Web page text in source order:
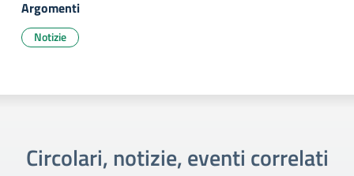
Argomenti
Notizie
Circolari, notizie, eventi correlati